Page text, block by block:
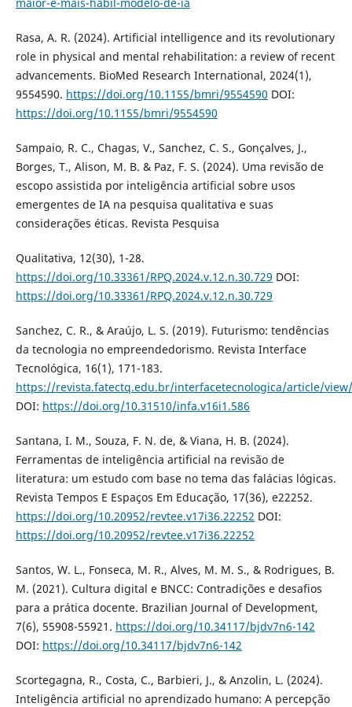
Rasa, A. R. (2024). Artificial intelligence and its revolutionary
role in physical and mental rehabilitation: a review of recent
advancements. BioMed Research International, 2024(1),
9554590. https://doi.org/10.1155/bmri/9554590 DOI:
https://doi.org/10.1155/bmri/9554590
Sampaio, R. C., Chagas, V., Sanchez, C. S., Gonçalves, J.,
Borges, T., Alison, M. B. & Paz, F. S. (2024). Uma revisão de
escopo assistida por inteligência artificial sobre usos
emergentes de IA na pesquisa qualitativa e suas
considerações éticas. Revista Pesquisa
Qualitativa, 12(30), 1-28.
https://doi.org/10.33361/RPQ.2024.v.12.n.30.729 DOI:
https://doi.org/10.33361/RPQ.2024.v.12.n.30.729
Sanchez, C. R., & Araújo, L. S. (2019). Futurismo: tendências
da tecnologia no empreendedorismo. Revista Interface
Tecnológica, 16(1), 171-183.
https://revista.fatectq.edu.br/interfacetecnologica/article/
DOI: https://doi.org/10.31510/infa.v16i1.586
Santana, I. M., Souza, F. N. de, & Viana, H. B. (2024).
Ferramentas de inteligência artificial na revisão de
literatura: um estudo com base no tema das falácias lógicas.
Revista Tempos E Espaços Em Educação, 17(36), e22252.
https://doi.org/10.20952/revtee.v17i36.22252 DOI:
https://doi.org/10.20952/revtee.v17i36.22252
Santos, W. L., Fonseca, M. R., Alves, M. M. S., & Rodrigues, B.
M. (2021). Cultura digital e BNCC: Contradições e desafios
para a prática docente. Brazilian Journal of Development,
7(6), 55908-55921. https://doi.org/10.34117/bjdv7n6-142
DOI: https://doi.org/10.34117/bjdv7n6-142
Scortegagna, R., Costa, C., Barbieri, J., & Anzolin, L. (2024).
Inteligência artificial no aprendizado humano: A percepção